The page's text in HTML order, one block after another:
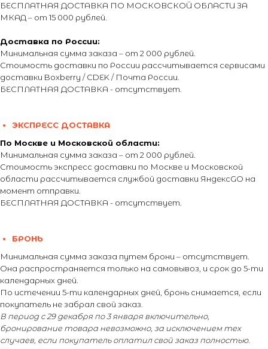
БЕСПЛАТНАЯ ДОСТАВКА ПО МОСКОВСКОЙ ОБЛАСТИ ЗА
МКАД – от 15 000 рублей.
Доставка по России:
Минимальная сумма заказа – от 2 000 рублей.
Стоимость доставки по России рассчитывается сервисами
доставки Boxberry / CDEK / Почта России.
БЕСПЛАТНАЯ ДОСТАВКА - отсутствует.
ЭКСПРЕСС ДОСТАВКА
По Москве и Московской области:
Минимальная сумма заказа – от 2 000 рублей.
Стоимость экспресс доставки по Москве и Московской
области рассчитывается службой доставки ЯндексGO на
момент отправки.
БЕСПЛАТНАЯ ДОСТАВКА - отсутствует.
БРОНЬ
Минимальная сумма заказа путем брони – отсутствует.
Она распространяется только на самовывоз, и срок до 5-ти
календарных дней.
По истечении 5-ти календарных дней, бронь снимается, если
покупатель не забрал свой заказ.
В период с 29 декабря по 3 января включительно,
бронирование товара невозможно, за исключением тех
случаев, если покупатель оплатил свой заказ полностью.